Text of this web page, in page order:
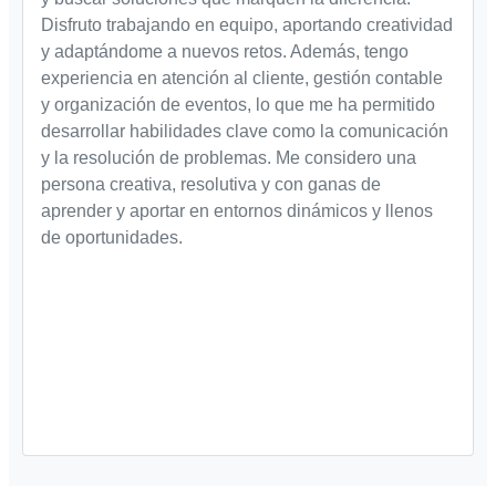
Disfruto trabajando en equipo, aportando creatividad
y adaptándome a nuevos retos. Además, tengo
experiencia en atención al cliente, gestión contable
y organización de eventos, lo que me ha permitido
desarrollar habilidades clave como la comunicación
y la resolución de problemas. Me considero una
persona creativa, resolutiva y con ganas de
aprender y aportar en entornos dinámicos y llenos
de oportunidades.